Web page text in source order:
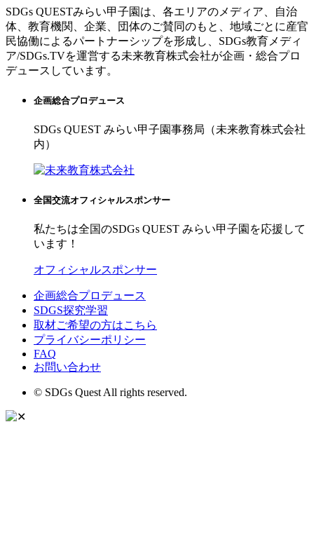
SDGs QUESTみらい甲子園は、各エリアのメディア、自治
体、教育機関、企業、団体のご賛同のもと、地域ごとに産官
民協働によるパートナーシップを形成し、SDGs教育メディ
ア/SDGs.TVを運営する未来教育株式会社が企画・総合プロ
デュースしています。
企画総合プロデュース
SDGs QUEST みらい甲子園事務局（未来教育株式会社
内）
全国交流オフィシャルスポンサー
私たちは全国のSDGs QUEST みらい甲子園を応援して
います！
オフィシャルスポンサー
企画総合プロデュース
SDGS探究学習
取材ご希望の方はこちら
プライバシーポリシー
FAQ
お問い合わせ
© SDGs Quest All rights reserved.